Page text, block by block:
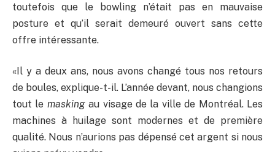
toutefois que le bowling n’était pas en mauvaise
posture et qu’il serait demeuré ouvert sans cette
offre intéressante.
«Il y a deux ans, nous avons changé tous nos retours
de boules, explique-t-il. L’année devant, nous changions
tout le maskingau visage de la ville de Montréal. Les
machines à huilage sont modernes et de première
qualité. Nous n’aurions pas dépensé cet argent si nous